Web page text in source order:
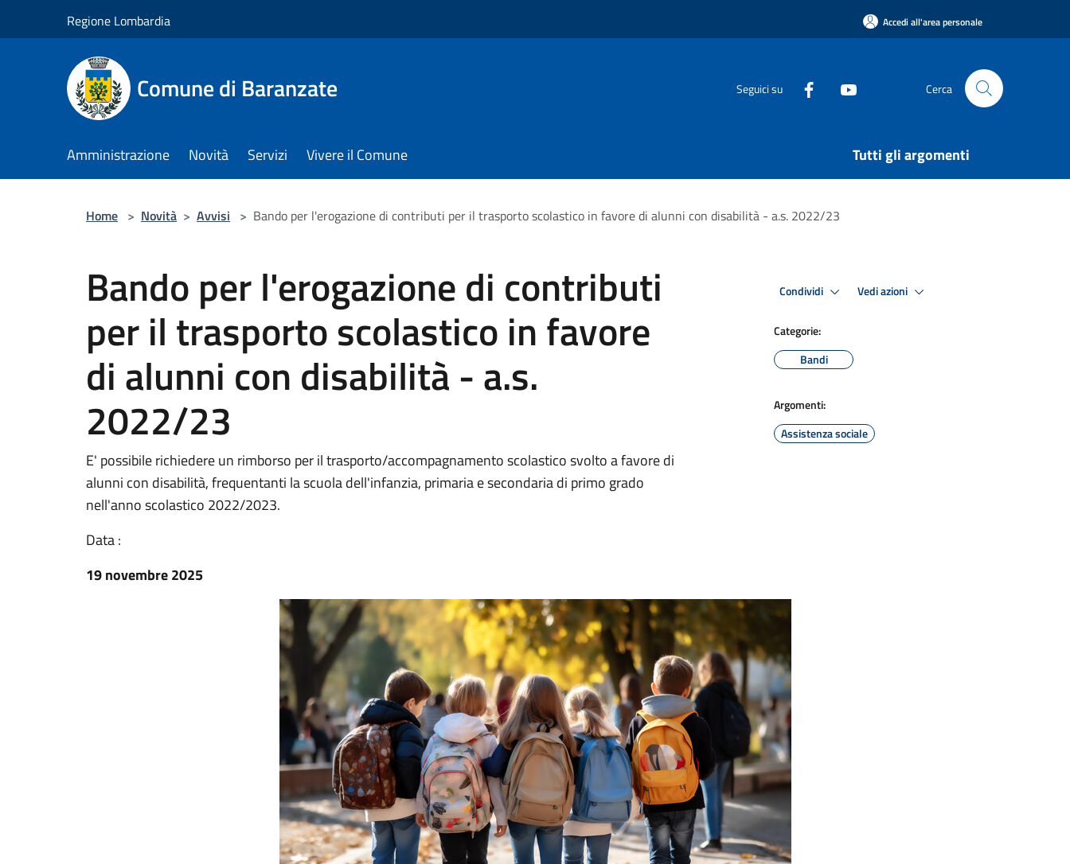
Regione Lombardia Accedi all'area personale
Comune di Baranzate Seguici su Cerca
Amministrazione Novità Servizi Vivere il Comune Tutti gli argomenti
Home > Novità > Avvisi > Bando per l'erogazione di contributi per il trasporto scolastico in favore di alunni con disabilità - a.s. 2022/23
Bando per l'erogazione di contributi
per il trasporto scolastico in favore
di alunni con disabilità - a.s.
2022/23
E' possibile richiedere un rimborso per il trasporto/accompagnamento scolastico svolto a favore di
alunni con disabilità, frequentanti la scuola dell'infanzia, primaria e secondaria di primo grado
nell'anno scolastico 2022/2023.
Data :
19 novembre 2025
Condividi Vedi azioni
Categorie:
Bandi
Argomenti:
Assistenza sociale